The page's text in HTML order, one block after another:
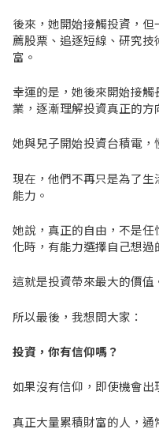
後來，她開始接觸投資，
薦股票、追逐短線、研究
富。
幸運的是，她後來開始接
業，逐漸理解投資真正的方
她與兒子開始投資台積電，
現在，他們不再只是為了
能力。
她說，真正的自由，不是
化時，有能力選擇自己想過
這就是投資帶來最大的價值
所以最後，我想問大家：
投資，你有信仰嗎？
如果沒有信仰，即使機會出
真正大量累積財富的人，通